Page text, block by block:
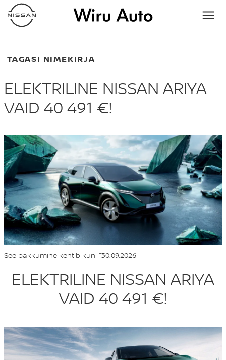
TAGASI NIMEKIRJA
ELEKTRILINE NISSAN ARIYA
VAID 40 491 €!
See pakkumine kehtib kuni "30.09.2026"
ELEKTRILINE NISSAN ARIYA
VAID 40 491 €!